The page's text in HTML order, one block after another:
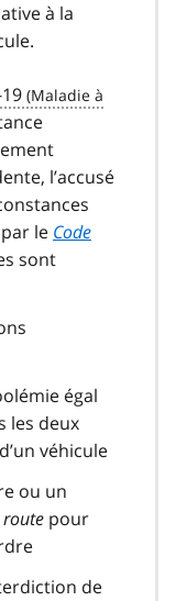
à la
l’accusé
le Code
sont
égal
les deux
véhicule
ou un
route pour
de